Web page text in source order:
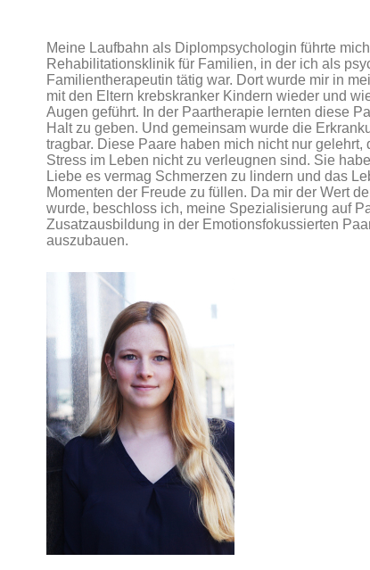
Meine Laufbahn als Diplompsychologin führte
Rehabilitationsklinik für Familien, in der ich als
Familientherapeutin tätig war. Dort wurde mir in
mit den Eltern krebskranker Kindern wieder und
Augen geführt. In der Paartherapie lernten diese
Halt zu geben. Und gemeinsam wurde die
tragbar. Diese Paare haben mich nicht nur gelehrt,
Stress im Leben nicht zu verleugnen sind. Sie
Liebe es vermag Schmerzen zu lindern und das
Momenten der Freude zu füllen. Da mir der Wert
wurde, beschloss ich, meine Spezialisierung auf
Zusatzausbildung in der Emotionsfokussierten
auszubauen.